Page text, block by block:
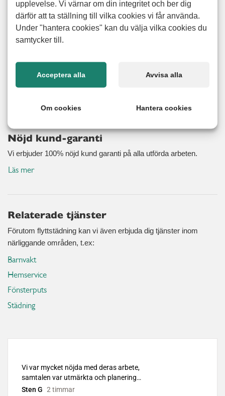
flyttstädningen bli noggrant och professionellt utförd. När
du anlitar oss kan du känna dig trygg med att vi tar fullt
ansvar för hela processen och ser till att din bostad
har du viktigare saker för dig än rengöring av kakel och att
skura toaletter? Vi hjälper dig från början till slut och ser
förstås till att erbjuda dig ett fördelaktigt pris på ditt
Nöjd kund-garanti
Vi erbjuder 100% nöjd kund garanti på alla utförda arbeten.
Läs mer
Relaterade tjänster
Förutom flyttstädning kan vi även erbjuda dig tjänster inom
närliggande områden, t.ex:
Barnvakt
Hemservice
Fönsterputs
Städning
upplevelse. Vi värnar om din integritet och ber dig
därför att ta ställning till vilka cookies vi får använda.
Under "hantera cookies" kan du välja vilka cookies du
samtycker till.
Acceptera alla Avvisa alla
Om cookies Hantera cookies